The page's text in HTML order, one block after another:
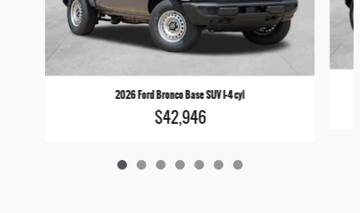
2026 Ford Bronco Base SUV I-4 cyl
$42,946